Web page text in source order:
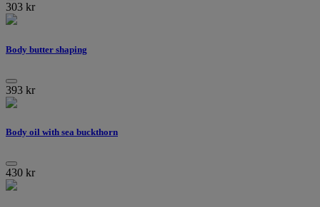
303 kr
Body butter shaping
393 kr
Body oil with sea buckthorn
430 kr